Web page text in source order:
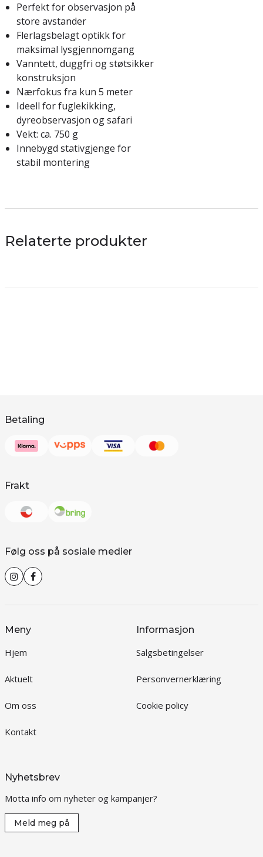
Perfekt for observasjon på
store avstander
Flerlagsbelagt optikk for
maksimal lysgjennomgang
Vanntett, duggfri og støtsikker
konstruksjon
Nærfokus fra kun 5 meter
Ideell for fuglekikking,
dyreobservasjon og safari
Vekt: ca. 750 g
Innebygd stativgjenge for
stabil montering
Relaterte produkter
Betaling
Frakt
Følg oss på sosiale medier
Meny
Hjem
Aktuelt
Om oss
Kontakt
Informasjon
Salgsbetingelser
Personvernerklæring
Cookie policy
Nyhetsbrev
Motta info om nyheter og kampanjer?
Meld meg på